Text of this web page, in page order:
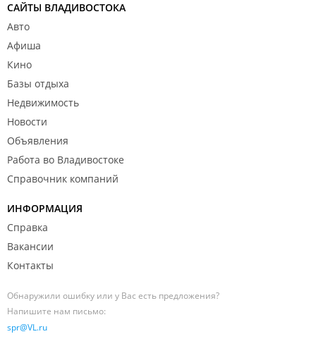
САЙТЫ ВЛАДИВОСТОКА
Авто
Афиша
Кино
Базы отдыха
Недвижимость
Новости
Объявления
Работа во Владивостоке
Справочник компаний
ИНФОРМАЦИЯ
Справка
Вакансии
Контакты
Обнаружили ошибку или у Вас есть предложения?
Напишите нам письмо:
spr@VL.ru